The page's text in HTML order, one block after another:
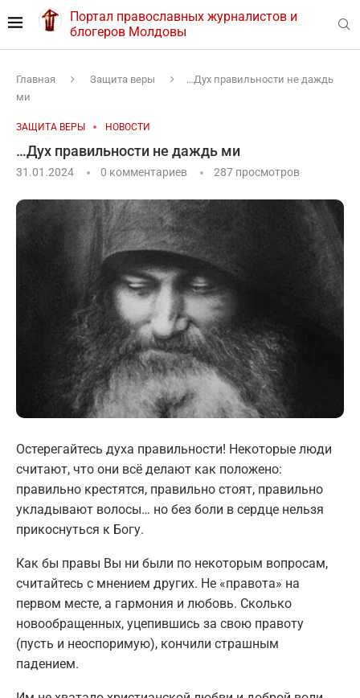
Портал православных журналистов и
блогеров Молдовы
Главная Защита веры
…Дух правильности не даждь
ми
ЗАЩИТА ВЕРЫ НОВОСТИ
…Дух правильности не даждь ми
31.01.2024 0 комментариев 287 просмотров
Остерегайтесь духа правильности! Некоторые люди
считают, что они всё делают как положено:
правильно крестятся, правильно стоят, правильно
укладывают волосы… но без боли в сердце нельзя
прикоснуться к Богу.
Как бы правы Вы ни были по некоторым вопросам,
считайтесь с мнением других. Не «правота» на
первом месте, а гармония и любовь. Сколько
новообращенных, уцепившись за свою правоту
(пусть и неоспоримую), кончили страшным
падением.